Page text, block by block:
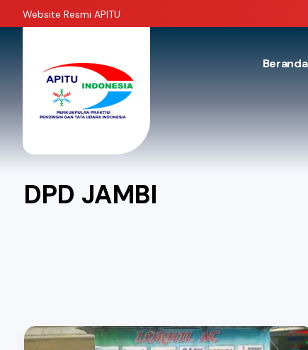
Website Resmi APITU
Beranda
DPD JAMBI